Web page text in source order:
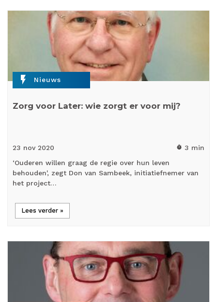
flash_on Nieuws
Zorg voor Later: wie zorgt er voor mij?
23 nov 2020 timer 3 min
‘Ouderen willen graag de regie over hun leven
behouden', zegt Don van Sambeek, initiatiefnemer van
het project…
Lees verder »